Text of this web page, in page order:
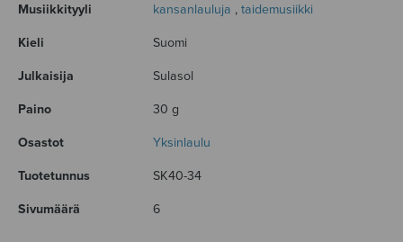
Musiikkityyli kansanlauluja , taidemusiikki
Kieli Suomi
Julkaisija Sulasol
Paino 30 g
Osastot Yksinlaulu
Tuotetunnus SK40-34
Sivumäärä 6